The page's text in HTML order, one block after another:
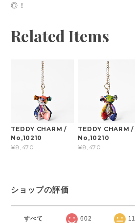
◎！
Related Items
TEDDY CHARM /
No,10210
¥8,470
TEDDY CHARM /
No,10210
¥8,470
ショップの評価
すべて 602 11